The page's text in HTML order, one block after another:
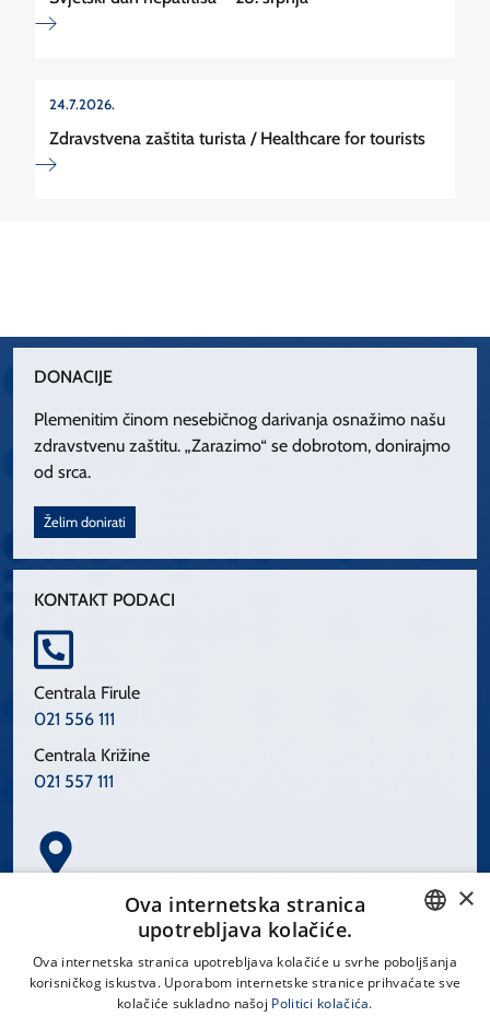
24.7.2026.
Zdravstvena zaštita turista / Healthcare for tourists
DONACIJE
Plemenitim činom nesebičnog darivanja osnažimo našu
zdravstvenu zaštitu. „Zarazimo“ se dobrotom, donirajmo
od srca.
Želim donirati
KONTAKT PODACI
Centrala Firule
021 556 111
Centrala Križine
021 557 111
Spinčićeva 1, 21000 Split
CROATIAN
×
Ova internetska stranica
upotrebljava kolačiće.
Ova internetska stranica upotrebljava kolačiće u svrhe poboljšanja
korisničkog iskustva. Uporabom internetske stranice prihvaćate sve
kolačiće sukladno našoj Politici kolačića.